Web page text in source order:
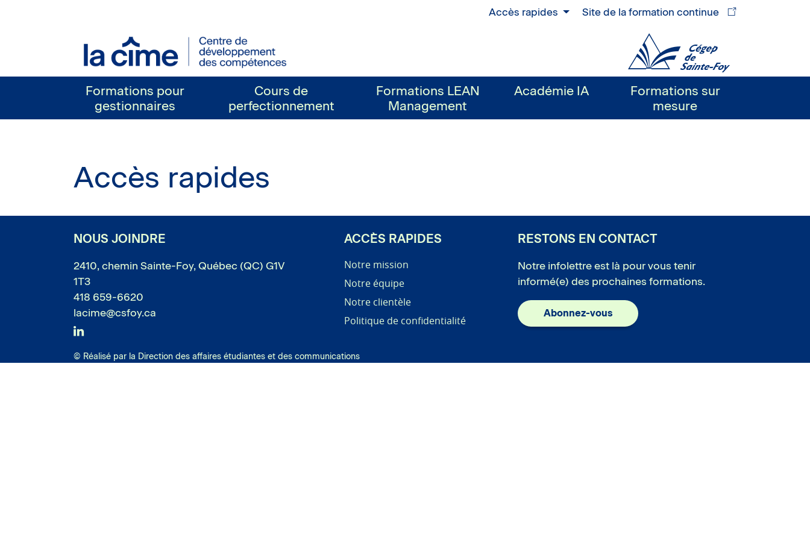
Accès rapides Site de la formation continue
Cime
Sainte-
Formations pour
gestionnaires
Cours de
perfectionnement
Formations LEAN
Management
Académie IA
Formations sur
mesure
Accès rapides
Pied de page
NOUS JOINDRE
2410, chemin Sainte-Foy, Québec (QC) G1V
1T3
418 659-6620
lacime@csfoy.ca
Linkedin
ACCÈS RAPIDES
Notre mission
Notre équipe
Notre clientèle
Politique de confidentialité
RESTONS EN CONTACT
Notre infolettre est là pour vous tenir
informé(e) des prochaines formations.
Abonnez-vous
© Réalisé par la Direction des affaires étudiantes et des communications